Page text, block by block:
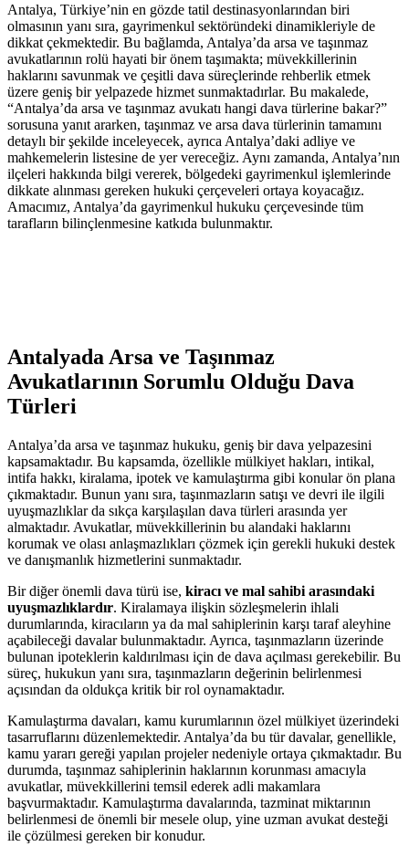
Antalya, Türkiye’nin en gözde tatil destinasyonlarından biri
olmasının yanı sıra, gayrimenkul sektöründeki dinamikleriyle de
dikkat çekmektedir. Bu bağlamda, Antalya’da arsa ve taşınmaz
avukatlarının rolü hayati bir önem taşımakta; müvekkillerinin
haklarını savunmak ve çeşitli dava süreçlerinde rehberlik etmek
üzere geniş bir yelpazede hizmet sunmaktadırlar. Bu makalede,
“Antalya’da arsa ve taşınmaz avukatı hangi dava türlerine bakar?”
sorusuna yanıt ararken, taşınmaz ve arsa dava türlerinin tamamını
detaylı bir şekilde inceleyecek, ayrıca Antalya’daki adliye ve
mahkemelerin listesine de yer vereceğiz. Aynı zamanda, Antalya’nın
ilçeleri hakkında bilgi vererek, bölgedeki gayrimenkul işlemlerinde
dikkate alınması gereken hukuki çerçeveleri ortaya koyacağız.
Amacımız, Antalya’da gayrimenkul hukuku çerçevesinde tüm
tarafların bilinçlenmesine katkıda bulunmaktır.
Antalyada Arsa ve Taşınmaz
Avukatlarının Sorumlu Olduğu Dava
Türleri
Antalya’da arsa ve taşınmaz hukuku, geniş bir dava yelpazesini
kapsamaktadır. Bu kapsamda, özellikle mülkiyet hakları, intikal,
intifa hakkı, kiralama, ipotek ve kamulaştırma gibi konular ön plana
çıkmaktadır. Bunun yanı sıra, taşınmazların satışı ve devri ile ilgili
uyuşmazlıklar da sıkça karşılaşılan dava türleri arasında yer
almaktadır. Avukatlar, müvekkillerinin bu alandaki haklarını
korumak ve olası anlaşmazlıkları çözmek için gerekli hukuki destek
ve danışmanlık hizmetlerini sunmaktadır.
Bir diğer önemli dava türü ise, kiracı ve mal sahibi arasındaki
uyuşmazlıklardır. Kiralamaya ilişkin sözleşmelerin ihlali
durumlarında, kiracıların ya da mal sahiplerinin karşı taraf aleyhine
açabileceği davalar bulunmaktadır. Ayrıca, taşınmazların üzerinde
bulunan ipoteklerin kaldırılması için de dava açılması gerekebilir. Bu
süreç, hukukun yanı sıra, taşınmazların değerinin belirlenmesi
açısından da oldukça kritik bir rol oynamaktadır.
Kamulaştırma davaları, kamu kurumlarının özel mülkiyet üzerindeki
tasarruflarını düzenlemektedir. Antalya’da bu tür davalar, genellikle,
kamu yararı gereği yapılan projeler nedeniyle ortaya çıkmaktadır. Bu
durumda, taşınmaz sahiplerinin haklarının korunması amacıyla
avukatlar, müvekkillerini temsil ederek adli makamlara
başvurmaktadır. Kamulaştırma davalarında, tazminat miktarının
belirlenmesi de önemli bir mesele olup, yine uzman avukat desteği
ile çözülmesi gereken bir konudur.